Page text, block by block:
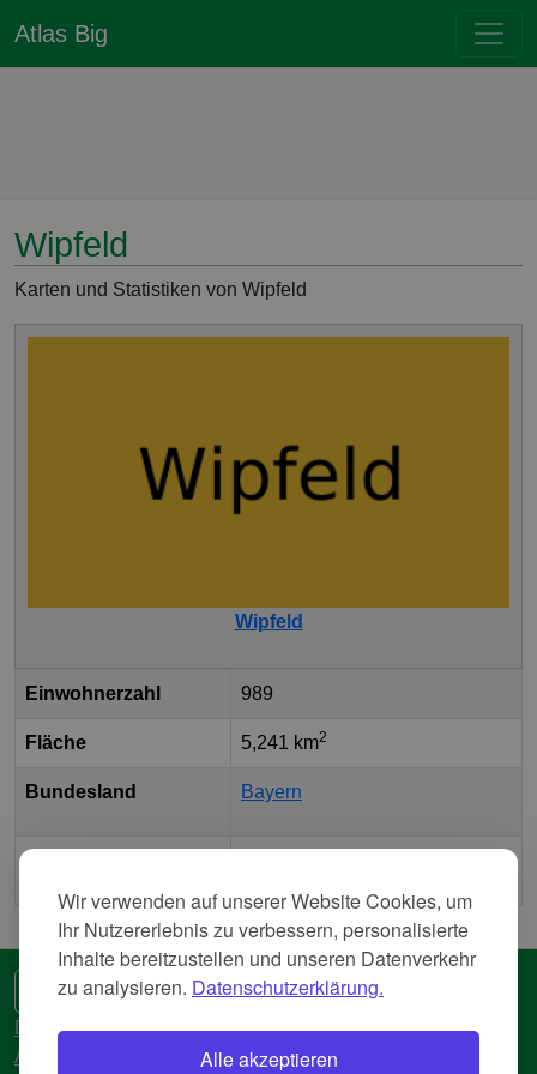
Wir verwenden auf unserer Website Cookies, um
Ihr Nutzererlebnis zu verbessern, personalisierte
Inhalte bereitzustellen und unseren Datenverkehr
zu analysieren. Datenschutzerklärung.
Alle akzeptieren
Atlas Big
Wipfeld
Karten und Statistiken von Wipfeld
Wipfeld
Einwohnerzahl 989
Fläche 5,241 km2
Bundesland Bayern
🌍 Eine andere Sprache
Datenschutzerkläreung
AGB